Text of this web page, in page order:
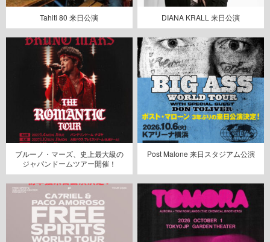
Tahiti 80 来日公演 DIANA KRALL 来日公演
ブルーノ・マーズ、史上最大級の
ジャパンドームツアー開催！
Post Malone 来日スタジアム公演